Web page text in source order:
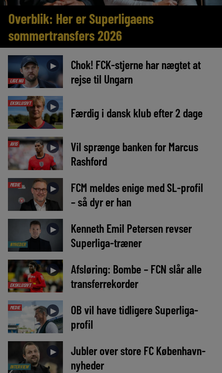
Overblik: Her er Superligaens
sommertransfers 2026
LIGE NU
►
Chok! FCK-stjerne har nægtet at
rejse til Ungarn
EKSKLUSIVT ► Færdig i dansk klub efter 2 dage
AVIS ►
Vil sprænge banken for Marcus
Rashford
MEDIE ►
FCM meldes enige med SL-profil
– så dyr er han
NYHEDER
►
Kenneth Emil Petersen revser
Superliga-træner
EKSKLUSIVT
►
Afsløring: Bombe – FCN slår alle
transferrekorder
MEDIE ►
OB vil have tidligere Superliga-
profil
INTERVIEW
►
Jubler over store FC København-
nyheder